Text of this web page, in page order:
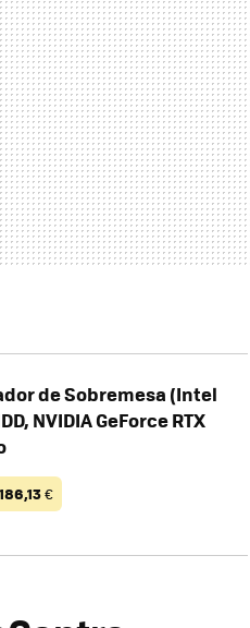
de Sobremesa (Intel
NVIDIA GeForce RTX
€